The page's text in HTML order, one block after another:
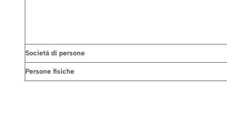
Società di persone
Persone fisiche